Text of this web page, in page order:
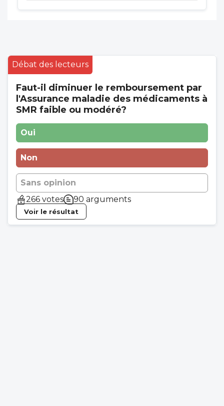
Débat des lecteurs
Faut-il diminuer le remboursement par
l'Assurance maladie des médicaments à
SMR faible ou modéré?
Oui
Non
Sans opinion
266 votes
90 arguments
Voir le résultat